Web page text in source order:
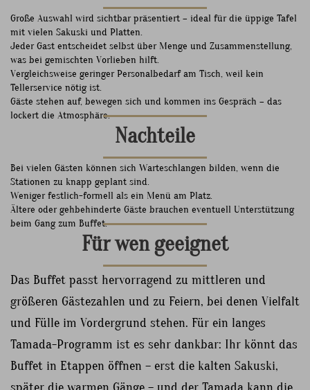
Große Auswahl wird sichtbar präsentiert – ideal für die üppige Tafel
mit vielen Sakuski und Platten.
Jeder Gast entscheidet selbst über Menge und Zusammenstellung,
was bei gemischten Vorlieben hilft.
Vergleichsweise geringer Personalbedarf am Tisch, weil kein
Tellerservice nötig ist.
Gäste stehen auf, bewegen sich und kommen ins Gespräch – das
lockert die Atmosphäre.
Nachteile
Bei vielen Gästen können sich Warteschlangen bilden, wenn die
Stationen zu knapp geplant sind.
Weniger festlich-formell als ein Menü am Platz.
Ältere oder gehbehinderte Gäste brauchen eventuell Unterstützung
beim Gang zum Buffet.
Für wen geeignet
Das Buffet passt hervorragend zu mittleren und
größeren Gästezahlen und zu Feiern, bei denen Vielfalt
und Fülle im Vordergrund stehen. Für ein langes
Tamada-Programm ist es sehr dankbar: Ihr könnt das
Buffet in Etappen öffnen – erst die kalten Sakuski,